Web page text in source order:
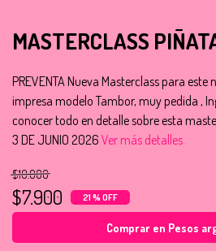
MASTERCLASS
PREVENTA Nueva Masterclass para
impresa modelo Tambor, muy pedida ,
conocer todo en detalle sobre esta
3 DE JUNIO 2026 Ver más detalles
$10.000
$7.900 21 % OFF
Comprar en Pesos